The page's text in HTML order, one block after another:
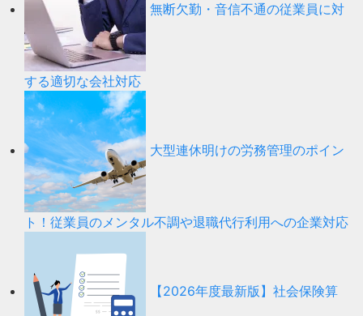
無断欠勤・音信不通の従業員に対
する適切な会社対応
大型連休明けの労務管理のポイン
ト！従業員のメンタル不調や退職代行利用への企業対応
【2026年度最新版】社会保険算